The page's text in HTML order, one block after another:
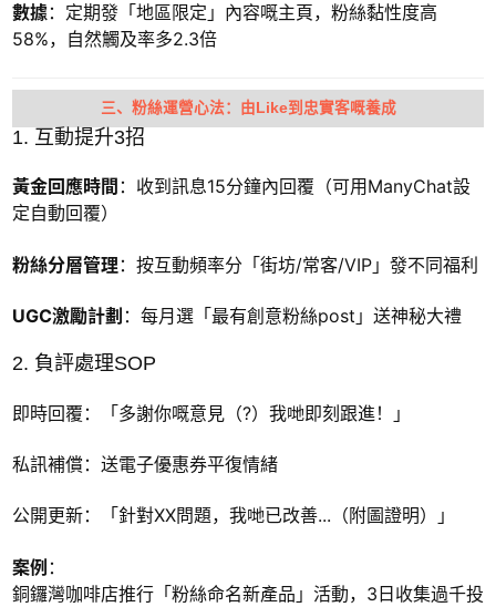
數據：定期發「地區限定」內容嘅主頁，粉絲黏性度高
58%，自然觸及率多2.3倍
三、粉絲運營心法：由Like到忠實客嘅養成
1. 互動提升3招
黃金回應時間 ：收到訊息15分鐘內回覆（可用ManyChat設
定自動回覆）
粉絲分層管理 ：按互動頻率分「街坊/常客/VIP」發不同福利
UGC激勵計劃 ：每月選「最有創意粉絲post」送神秘大禮
2. 負評處理SOP
即時回覆：「多謝你嘅意見（?）我哋即刻跟進！」
私訊補償：送電子優惠券平復情緒
公開更新：「針對XX問題，我哋已改善...（附圖證明）」
案例 ：
銅鑼灣咖啡店推行「粉絲命名新產品」活動，3日收集過千投